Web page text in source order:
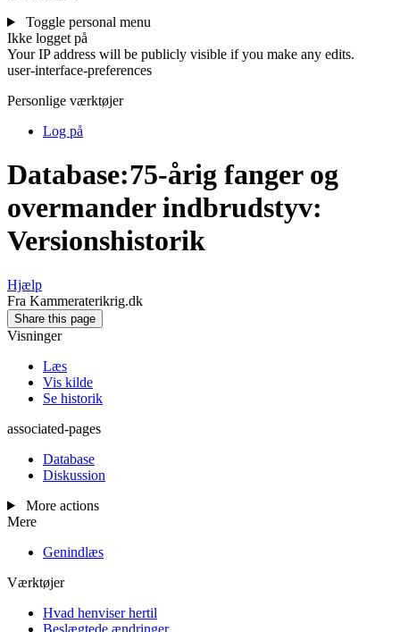
Toggle personal menu
Ikke logget på
Your IP address will be publicly visible if you make any edits.
user-interface-preferences
Personlige værktøjer
Log på
Database:75-årig fanger og
overmander indbrudstyv:
Versionshistorik
Hjælp
Fra Kammeraterikrig.dk
Share this page
Visninger
Læs
Vis kilde
Se historik
associated-pages
Database
Diskussion
More actions
Mere
Genindlæs
Værktøjer
Hvad henviser hertil
Beslægtede ændringer